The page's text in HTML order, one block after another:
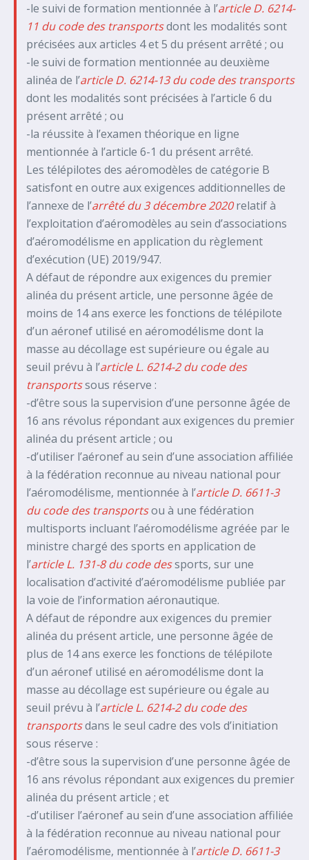
-le suivi de formation mentionnée à l’article D. 6214-
11 du code des transportsdont les modalités sont
précisées aux articles 4 et 5 du présent arrêté ; ou
-le suivi de formation mentionnée au deuxième
alinéa de l’article D. 6214-13 du code des transports
dont les modalités sont précisées à l’article 6 du
présent arrêté ; ou
-la réussite à l’examen théorique en ligne
mentionnée à l’article 6-1 du présent arrêté.
Les télépilotes des aéromodèles de catégorie B
satisfont en outre aux exigences additionnelles de
l’annexe de l’arrêté du 3 décembre 2020relatif à
l’exploitation d’aéromodèles au sein d’associations
d’aéromodélisme en application du règlement
d’exécution (UE) 2019/947.
A défaut de répondre aux exigences du premier
alinéa du présent article, une personne âgée de
moins de 14 ans exerce les fonctions de télépilote
d’un aéronef utilisé en aéromodélisme dont la
masse au décollage est supérieure ou égale au
seuil prévu à l’article L. 6214-2 du code des
transportssous réserve :
-d’être sous la supervision d’une personne âgée de
16 ans révolus répondant aux exigences du premier
alinéa du présent article ; ou
-d’utiliser l’aéronef au sein d’une association affiliée
à la fédération reconnue au niveau national pour
l’aéromodélisme, mentionnée à l’article D. 6611-3
du code des transportsou à une fédération
multisports incluant l’aéromodélisme agréée par le
ministre chargé des sports en application de
l’article L. 131-8 du code dessports, sur une
localisation d’activité d’aéromodélisme publiée par
la voie de l’information aéronautique.
A défaut de répondre aux exigences du premier
alinéa du présent article, une personne âgée de
plus de 14 ans exerce les fonctions de télépilote
d’un aéronef utilisé en aéromodélisme dont la
masse au décollage est supérieure ou égale au
seuil prévu à l’article L. 6214-2 du code des
transportsdans le seul cadre des vols d’initiation
sous réserve :
-d’être sous la supervision d’une personne âgée de
16 ans révolus répondant aux exigences du premier
alinéa du présent article ; et
-d’utiliser l’aéronef au sein d’une association affiliée
à la fédération reconnue au niveau national pour
l’aéromodélisme, mentionnée à l’article D. 6611-3